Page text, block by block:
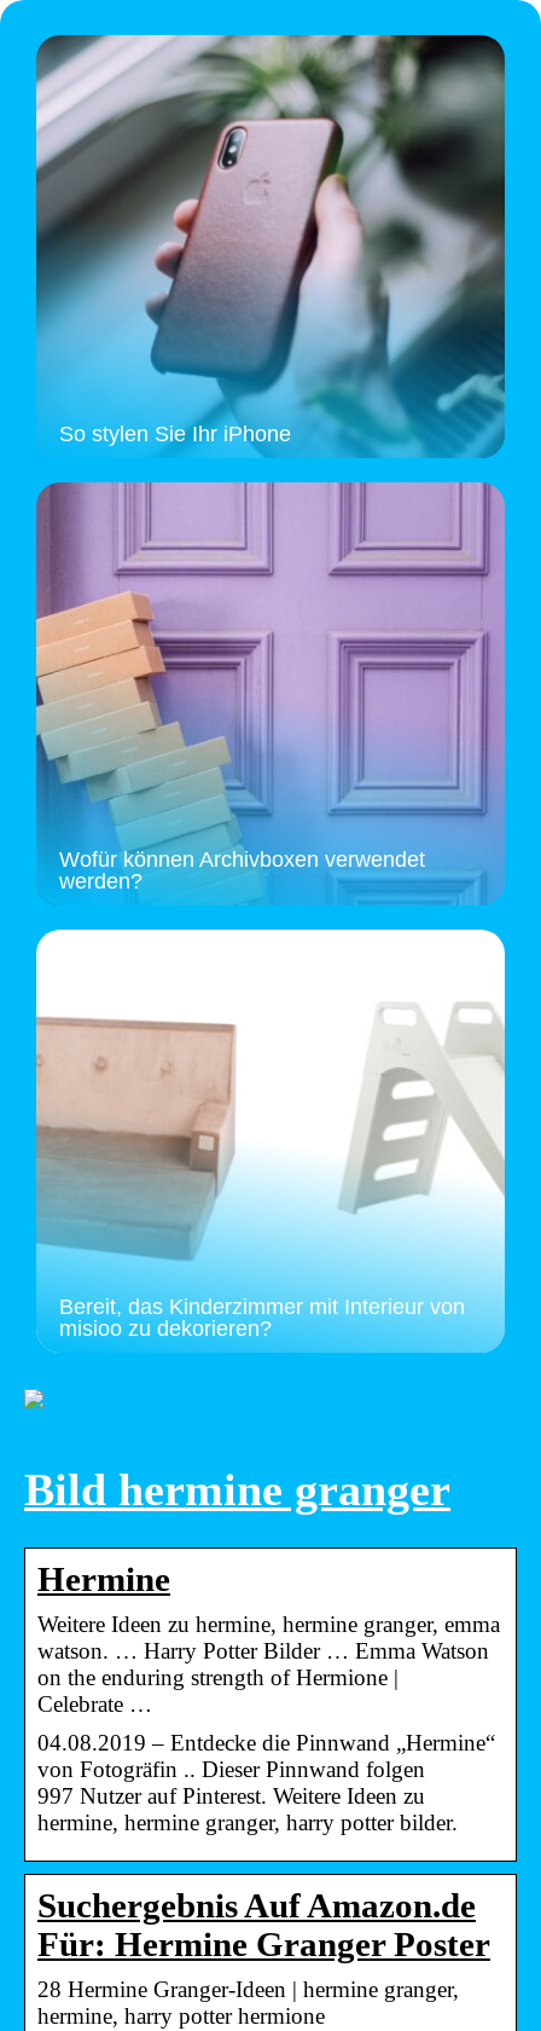
So stylen Sie Ihr iPhone
Wofür können Archivboxen verwendet
werden?
Bereit, das Kinderzimmer mit Interieur von
misioo zu dekorieren?
Bild hermine granger
Hermine
Weitere Ideen zu hermine, hermine granger, emma
watson. … Harry Potter Bilder … Emma Watson
on the enduring strength of Hermione |
Celebrate …
04.08.2019 – Entdecke die Pinnwand „Hermine“
von Fotogräfin .. Dieser Pinnwand folgen
997 Nutzer auf Pinterest. Weitere Ideen zu
hermine, hermine granger, harry potter bilder.
Suchergebnis Auf Amazon.de
Für: Hermine Granger Poster
28 Hermine Granger-Ideen | hermine granger,
hermine, harry potter hermione